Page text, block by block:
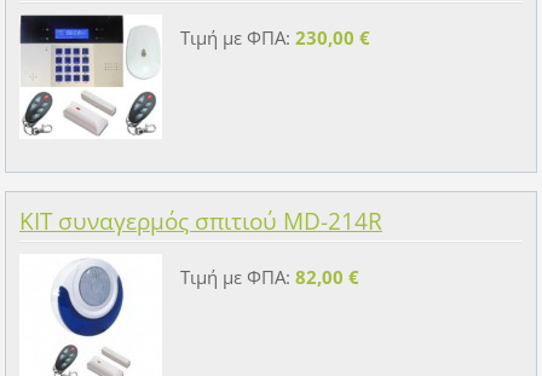
Τιμή με ΦΠΑ: 230,00 €
KIT συναγερμός σπιτιού MD-214R
Τιμή με ΦΠΑ: 82,00 €